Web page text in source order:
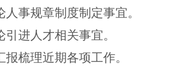
人事规章制度制定事宜。
进人才相关事宜。
报梳理近期各项工作。